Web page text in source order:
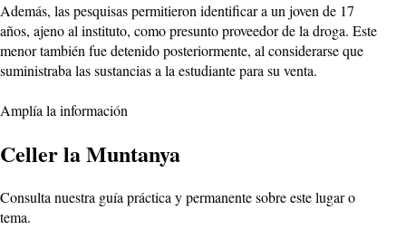
Además, las pesquisas permitieron identificar a un joven de 17
años, ajeno al instituto, como presunto proveedor de la droga. Este
menor también fue detenido posteriormente, al considerarse que
suministraba las sustancias a la estudiante para su venta.
Amplía la información
Celler la Muntanya
Consulta nuestra guía práctica y permanente sobre este lugar o
tema.